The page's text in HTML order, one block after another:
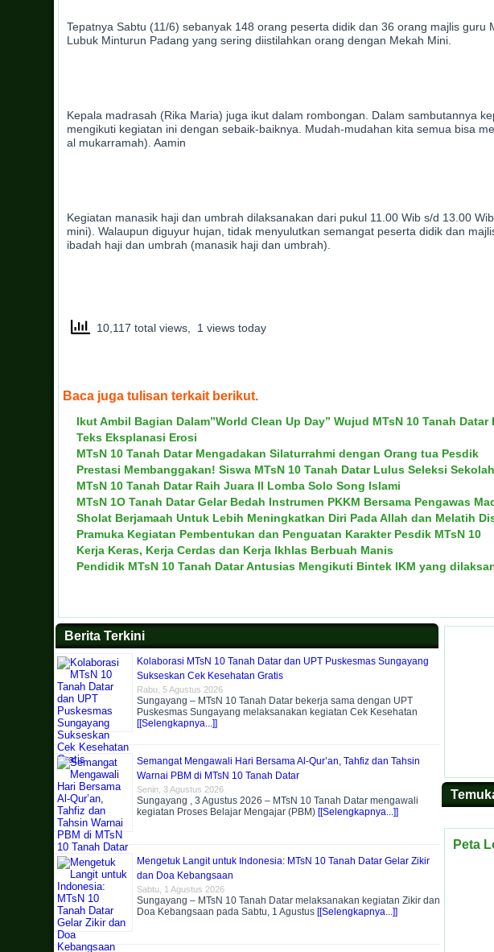
Tepatnya Sabtu (11/6) sebanyak 148 orang peserta didik dan 36 orang majlis guru
Lubuk Minturun Padang yang sering diistilahkan orang dengan Mekah Mini.
Kepala madrasah (Rika Maria) juga ikut dalam rombongan. Dalam sambutannya
mengikuti kegiatan ini dengan sebaik-baiknya. Mudah-mudahan kita semua bisa
al mukarramah). Aamin
Kegiatan manasik haji dan umbrah dilaksanakan dari pukul 11.00 Wib s/d 13.00
mini). Walaupun diguyur hujan, tidak menyulutkan semangat peserta didik dan
ibadah haji dan umbrah (manasik haji dan umbrah).
10,117 total views, 1 views today
Baca juga tulisan terkait berikut.
Ikut Ambil Bagian Dalam”World Clean Up Day” Wujud MTsN 10 Tanah
Teks Eksplanasi Erosi
MTsN 10 Tanah Datar Mengadakan Silaturrahmi dengan Orang tua Pesdik
Prestasi Membanggakan! Siswa MTsN 10 Tanah Datar Lulus Seleksi
MTsN 10 Tanah Datar Raih Juara II Lomba Solo Song Islami
MTsN 1O Tanah Datar Gelar Bedah Instrumen PKKM Bersama Pengawas
Sholat Berjamaah Untuk Lebih Meningkatkan Diri Pada Allah dan Melatih
Pramuka Kegiatan Pembentukan dan Penguatan Karakter Pesdik MTsN 10
Kerja Keras, Kerja Cerdas dan Kerja Ikhlas Berbuah Manis
Pendidik MTsN 10 Tanah Datar Antusias Mengikuti Bintek IKM yang
Berita Terkini
Kolaborasi MTsN 10 Tanah Datar dan UPT Puskesmas Sungayang
Sukseskan Cek Kesehatan Gratis
Rabu, 5 Agustus 2026
Sungayang – MTsN 10 Tanah Datar bekerja sama dengan UPT
Puskesmas Sungayang melaksanakan kegiatan Cek Kesehatan
[[Selengkapnya...]]
Semangat Mengawali Hari Bersama Al-Qur’an, Tahfiz dan Tahsin
Warnai PBM di MTsN 10 Tanah Datar
Senin, 3 Agustus 2026
Sungayang , 3 Agustus 2026 – MTsN 10 Tanah Datar mengawali
kegiatan Proses Belajar Mengajar (PBM) [[Selengkapnya...]]
Mengetuk Langit untuk Indonesia: MTsN 10 Tanah Datar Gelar Zikir
dan Doa Kebangsaan
Sabtu, 1 Agustus 2026
Sungayang – MTsN 10 Tanah Datar melaksanakan kegiatan Zikir dan
Doa Kebangsaan pada Sabtu, 1 Agustus [[Selengkapnya...]]
Peta